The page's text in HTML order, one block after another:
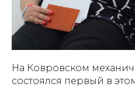
На Ковровском
состоялся первый в